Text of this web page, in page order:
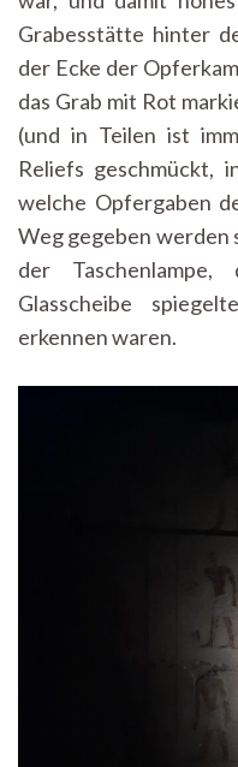
Grabesstätte hinter
der Ecke der
das Grab mit Rot
(und in Teilen ist
Reliefs geschmückt,
welche Opfergaben
Weg gegeben werden
der
Glasscheibe
erkennen waren.